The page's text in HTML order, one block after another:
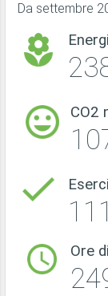
Da settembre
CO2
Ore